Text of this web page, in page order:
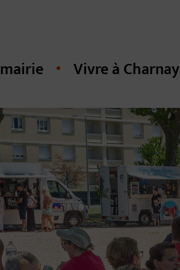
Vivre à Charnay